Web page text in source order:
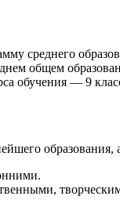
среднего
общем
обучения — 9